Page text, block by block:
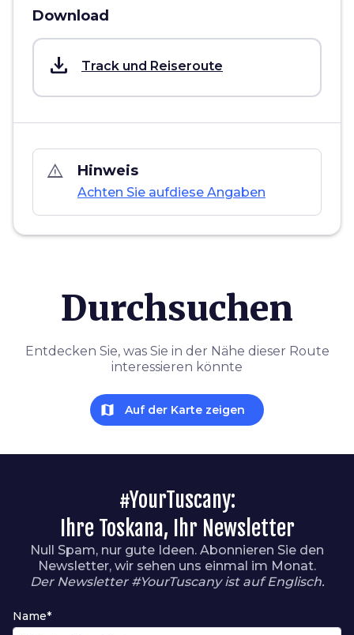
Download
save_alt Track und Reiseroute
warning_amber Hinweis
Achten Sie aufdiese Angaben
Durchsuchen
Entdecken Sie, was Sie in der Nähe dieser Route
interessieren könnte
map Auf der Karte zeigen
#YourTuscany:
Ihre Toskana, Ihr Newsletter
Null Spam, nur gute Ideen. Abonnieren Sie den
Newsletter, wir sehen uns einmal im Monat.
Der Newsletter #YourTuscany ist auf Englisch.
Name*